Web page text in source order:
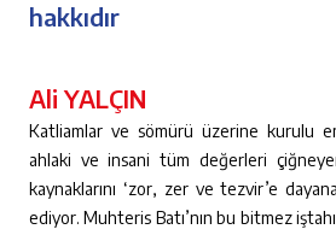
hakkıdır
Ali YALÇIN
Katliamlar ve sömürü üzerine kurulu
ahlaki ve insani tüm değerleri
kaynaklarını ‘zor, zer ve tezvir’e
ediyor. Muhteris Batı’nın bu bitmez